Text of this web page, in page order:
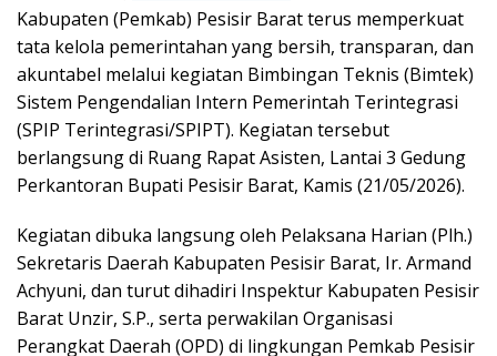
Kabupaten (Pemkab) Pesisir Barat terus memperkuat
tata kelola pemerintahan yang bersih, transparan, dan
akuntabel melalui kegiatan Bimbingan Teknis (Bimtek)
Sistem Pengendalian Intern Pemerintah Terintegrasi
(SPIP Terintegrasi/SPIPT). Kegiatan tersebut
berlangsung di Ruang Rapat Asisten, Lantai 3 Gedung
Perkantoran Bupati Pesisir Barat, Kamis (21/05/2026).
Kegiatan dibuka langsung oleh Pelaksana Harian (Plh.)
Sekretaris Daerah Kabupaten Pesisir Barat, Ir. Armand
Achyuni, dan turut dihadiri Inspektur Kabupaten Pesisir
Barat Unzir, S.P., serta perwakilan Organisasi
Perangkat Daerah (OPD) di lingkungan Pemkab Pesisir